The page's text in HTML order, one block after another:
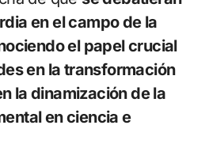
en el campo de la
el papel crucial
en la transformación
la dinamización de la
en ciencia e